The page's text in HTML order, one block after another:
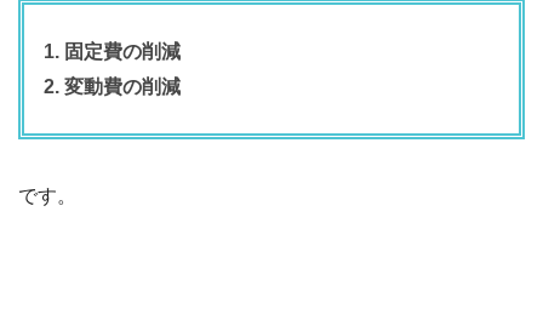
1. 固定費の削減
2. 変動費の削減
です。